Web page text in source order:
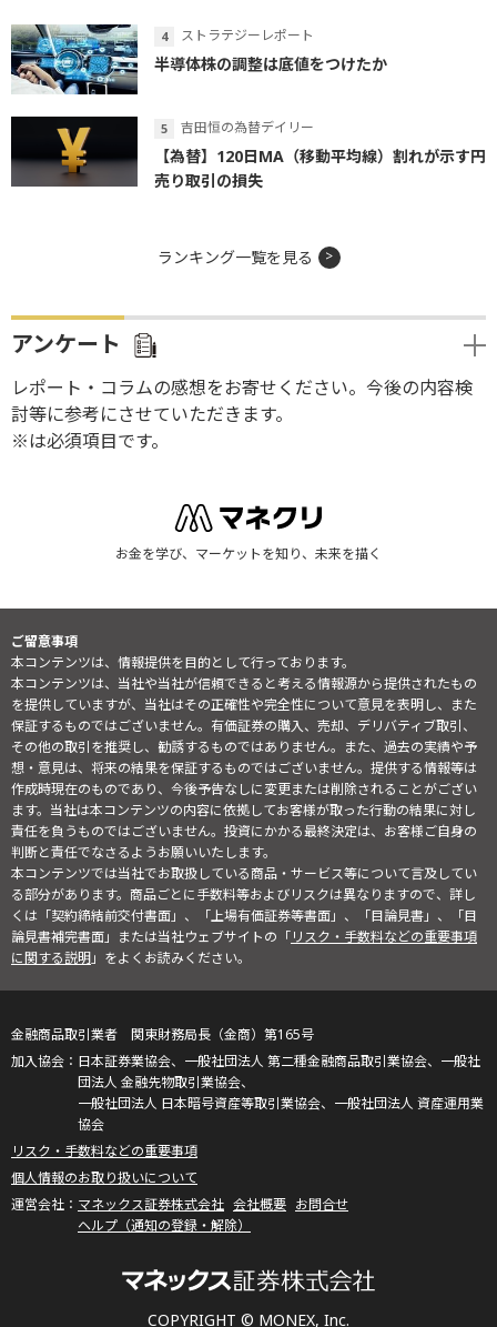
ストラテジーレポート
半導体株の調整は底値をつけたか
吉田恒の為替デイリー
【為替】120日MA（移動平均線）割れが示す円
売り取引の損失
ランキング一覧を見る
アンケート
レポート・コラムの感想をお寄せください。今後の内容検
討等に参考にさせていただきます。
※は必須項目です。
お金を学び、マーケットを知り、未来を描く
ご留意事項
本コンテンツは、情報提供を目的として行っております。
本コンテンツは、当社や当社が信頼できると考える情報源から提供されたもの
を提供していますが、当社はその正確性や完全性について意見を表明し、また
保証するものではございません。有価証券の購入、売却、デリバティブ取引、
その他の取引を推奨し、勧誘するものではありません。また、過去の実績や予
想・意見は、将来の結果を保証するものではございません。提供する情報等は
作成時現在のものであり、今後予告なしに変更または削除されることがござい
ます。当社は本コンテンツの内容に依拠してお客様が取った行動の結果に対し
責任を負うものではございません。投資にかかる最終決定は、お客様ご自身の
判断と責任でなさるようお願いいたします。
本コンテンツでは当社でお取扱している商品・サービス等について言及してい
る部分があります。商品ごとに手数料等およびリスクは異なりますので、詳し
くは「契約締結前交付書面」、「上場有価証券等書面」、「目論見書」、「目
論見書補完書面」または当社ウェブサイトの「リスク・手数料などの重要事項
に関する説明」をよくお読みください。
COPYRIGHT © MONEX, Inc.
金融商品取引業者 関東財務局長（金商）第165号
日本証券業協会、一般社団法人 第二種金融商品取引業協会、一般社
団法人 金融先物取引業協会、
一般社団法人 日本暗号資産等取引業協会、一般社団法人 資産運用業
協会
リスク・手数料などの重要事項
個人情報のお取り扱いについて
マネックス証券株式会社 会社概要 お問合せ
ヘルプ（通知の登録・解除）